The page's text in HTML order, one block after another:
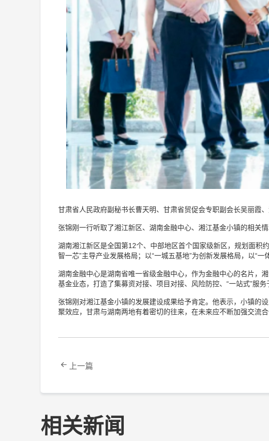
甘肃省人民政府副秘书长曹天明、甘肃省贸促会专职副会长吴丽霞
张锦刚一行听取了湘江新区、湖南金融中心、湘江基金小镇的相关情
湖南湘江新区是全国第12个、中部地区首个国家级新区，规划面积
智一芯”主导产业发展格局；以“一城五基地”为创新发展格局，以“一
湖南金融中心是湖南省唯一省级金融中心，作为金融中心的名片，
基金业态，打造了集募资对接、项目对接、风险防控、“一站式”服
张锦刚对湘江基金小镇的发展建设成果给予肯定。他表示，小镇的
聚效应，甘肃与湖南两地有着密切的往来，在未来应不断加强交流
上一篇
相关新闻